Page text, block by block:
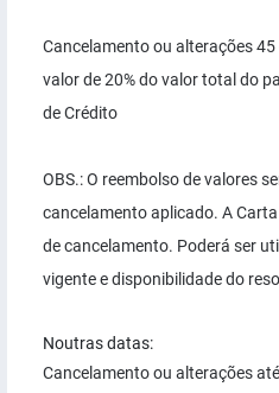
Cancelamento ou alterações
valor de 20% do valor total do
de Crédito
OBS.: O reembolso de valores
cancelamento aplicado. A
de cancelamento. Poderá ser
vigente e disponibilidade do
Noutras datas:
Cancelamento ou alterações